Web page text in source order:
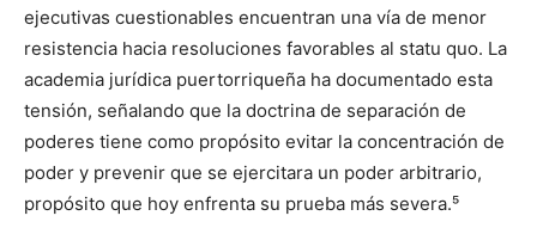
ejecutivas cuestionables encuentran una vía de menor
resistencia hacia resoluciones favorables al statu quo. La
academia jurídica puertorriqueña ha documentado esta
tensión, señalando que la doctrina de separación de
poderes tiene como propósito evitar la concentración de
poder y prevenir que se ejercitara un poder arbitrario,
propósito que hoy enfrenta su prueba más severa.⁵